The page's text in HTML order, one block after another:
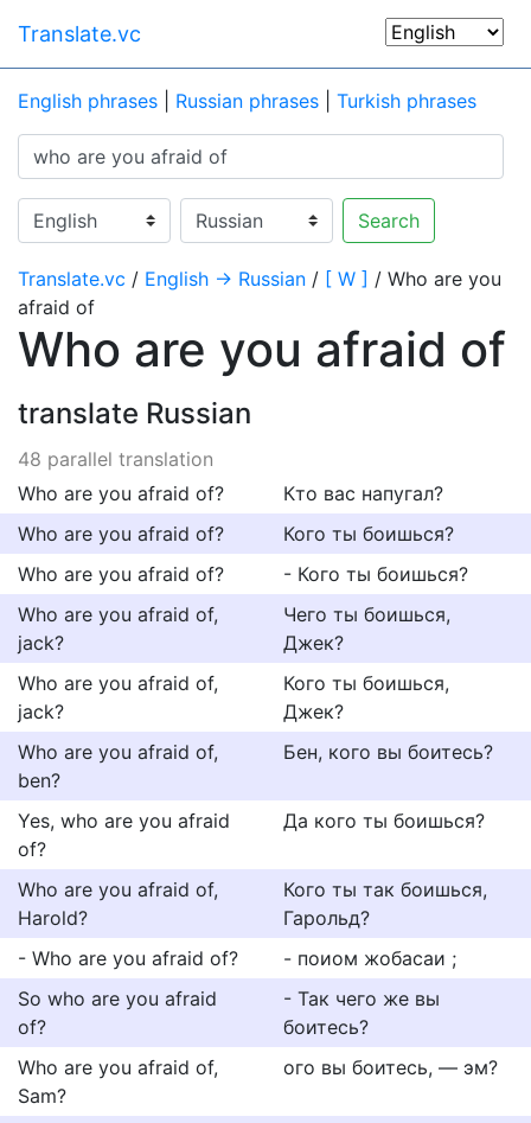
Translate.vc
English phrases Russian phrases Turkish phrases
Search
Translate.vc / English → Russian / [ W ] / Who are you
afraid of
Who are you afraid of
translate Russian
48 parallel translation
Who are you afraid of?
Кто вас напугал?
Who are you afraid of?
Кого ты боишься?
Who are you afraid of?
- Кого ты боишься?
Who are you afraid of,
jack?
Чего ты боишься,
Джек?
Who are you afraid of,
jack?
Кого ты боишься,
Джек?
Who are you afraid of,
ben?
Бен, кого вы боитесь?
Yes, who are you afraid
of?
Да кого ты боишься?
Who are you afraid of,
Harold?
Кого ты так боишься,
Гарольд?
- Who are you afraid of?
- поиом жобасаи ;
So who are you afraid
of?
- Так чего же вы
боитесь?
Who are you afraid of,
Sam?
ого вы боитесь, — эм?